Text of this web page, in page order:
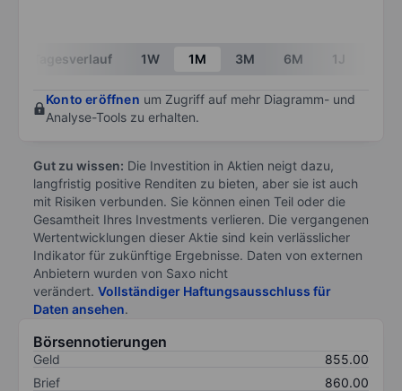
Tagesverlauf 1W 1M 3M 6M 1J
Konto eröffnen um Zugriff auf mehr Diagramm- und
Analyse-Tools zu erhalten.
Gut zu wissen: Die Investition in Aktien neigt dazu,
langfristig positive Renditen zu bieten, aber sie ist auch
mit Risiken verbunden. Sie können einen Teil oder die
Gesamtheit Ihres Investments verlieren. Die vergangenen
Wertentwicklungen dieser Aktie sind kein verlässlicher
Indikator für zukünftige Ergebnisse. Daten von externen
Anbietern wurden von Saxo nicht
verändert. Vollständiger Haftungsausschluss für
Daten ansehen.
Börsennotierungen
Geld
855.00
Brief
860.00